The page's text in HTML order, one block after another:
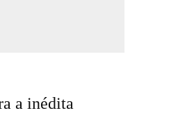
a inédita